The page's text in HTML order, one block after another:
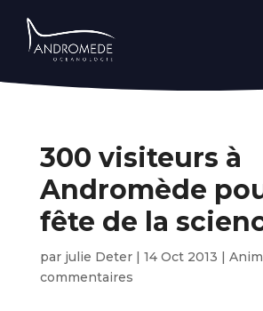
300 visiteurs à
Andromède
fête de la
par julie Deter| 14 Oct 2013 |
commentaires